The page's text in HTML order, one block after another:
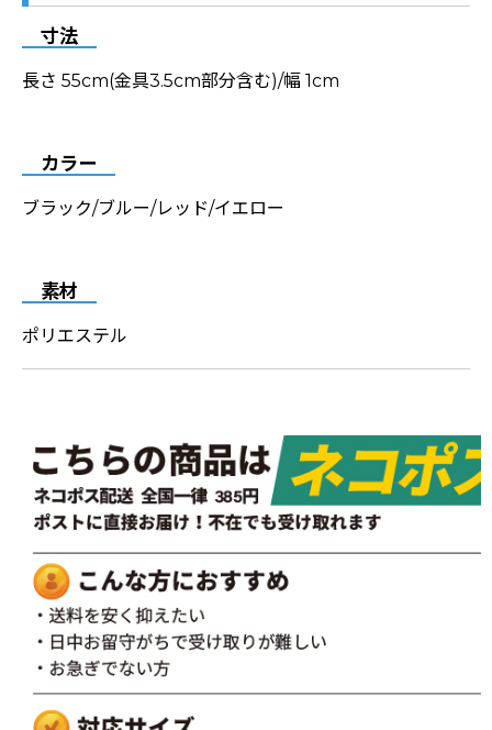
寸法
長さ 55cm(金具3.5cm部分含む)/幅 1cm
カラー
ブラック/ブルー/レッド/イエロー
素材
ポリエステル